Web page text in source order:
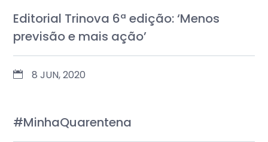
Editorial Trinova 6ª edição: ‘Menos
previsão e mais ação’
8 JUN, 2020
#MinhaQuarentena